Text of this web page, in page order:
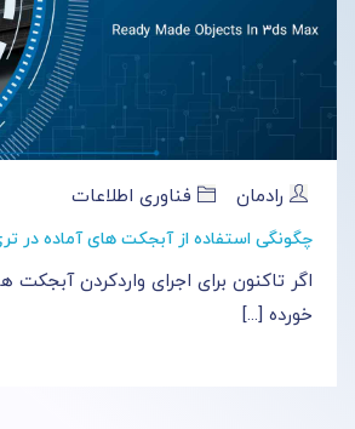
رادمان فناوری اطلاعات
چگونگی استفاده از آبجکت های آماده
اگر تاکنون برای اجرای واردکردن
خورده [...]